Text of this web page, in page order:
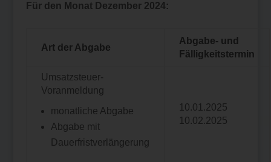
Für den Monat Dezember 2024:
Art der Abgabe
Abgabe- und
Fälligkeitstermin
Umsatzsteuer-
Voranmeldung
monatliche Abgabe
Abgabe mit
Dauerfristverlängerung
10.01.2025
10.02.2025